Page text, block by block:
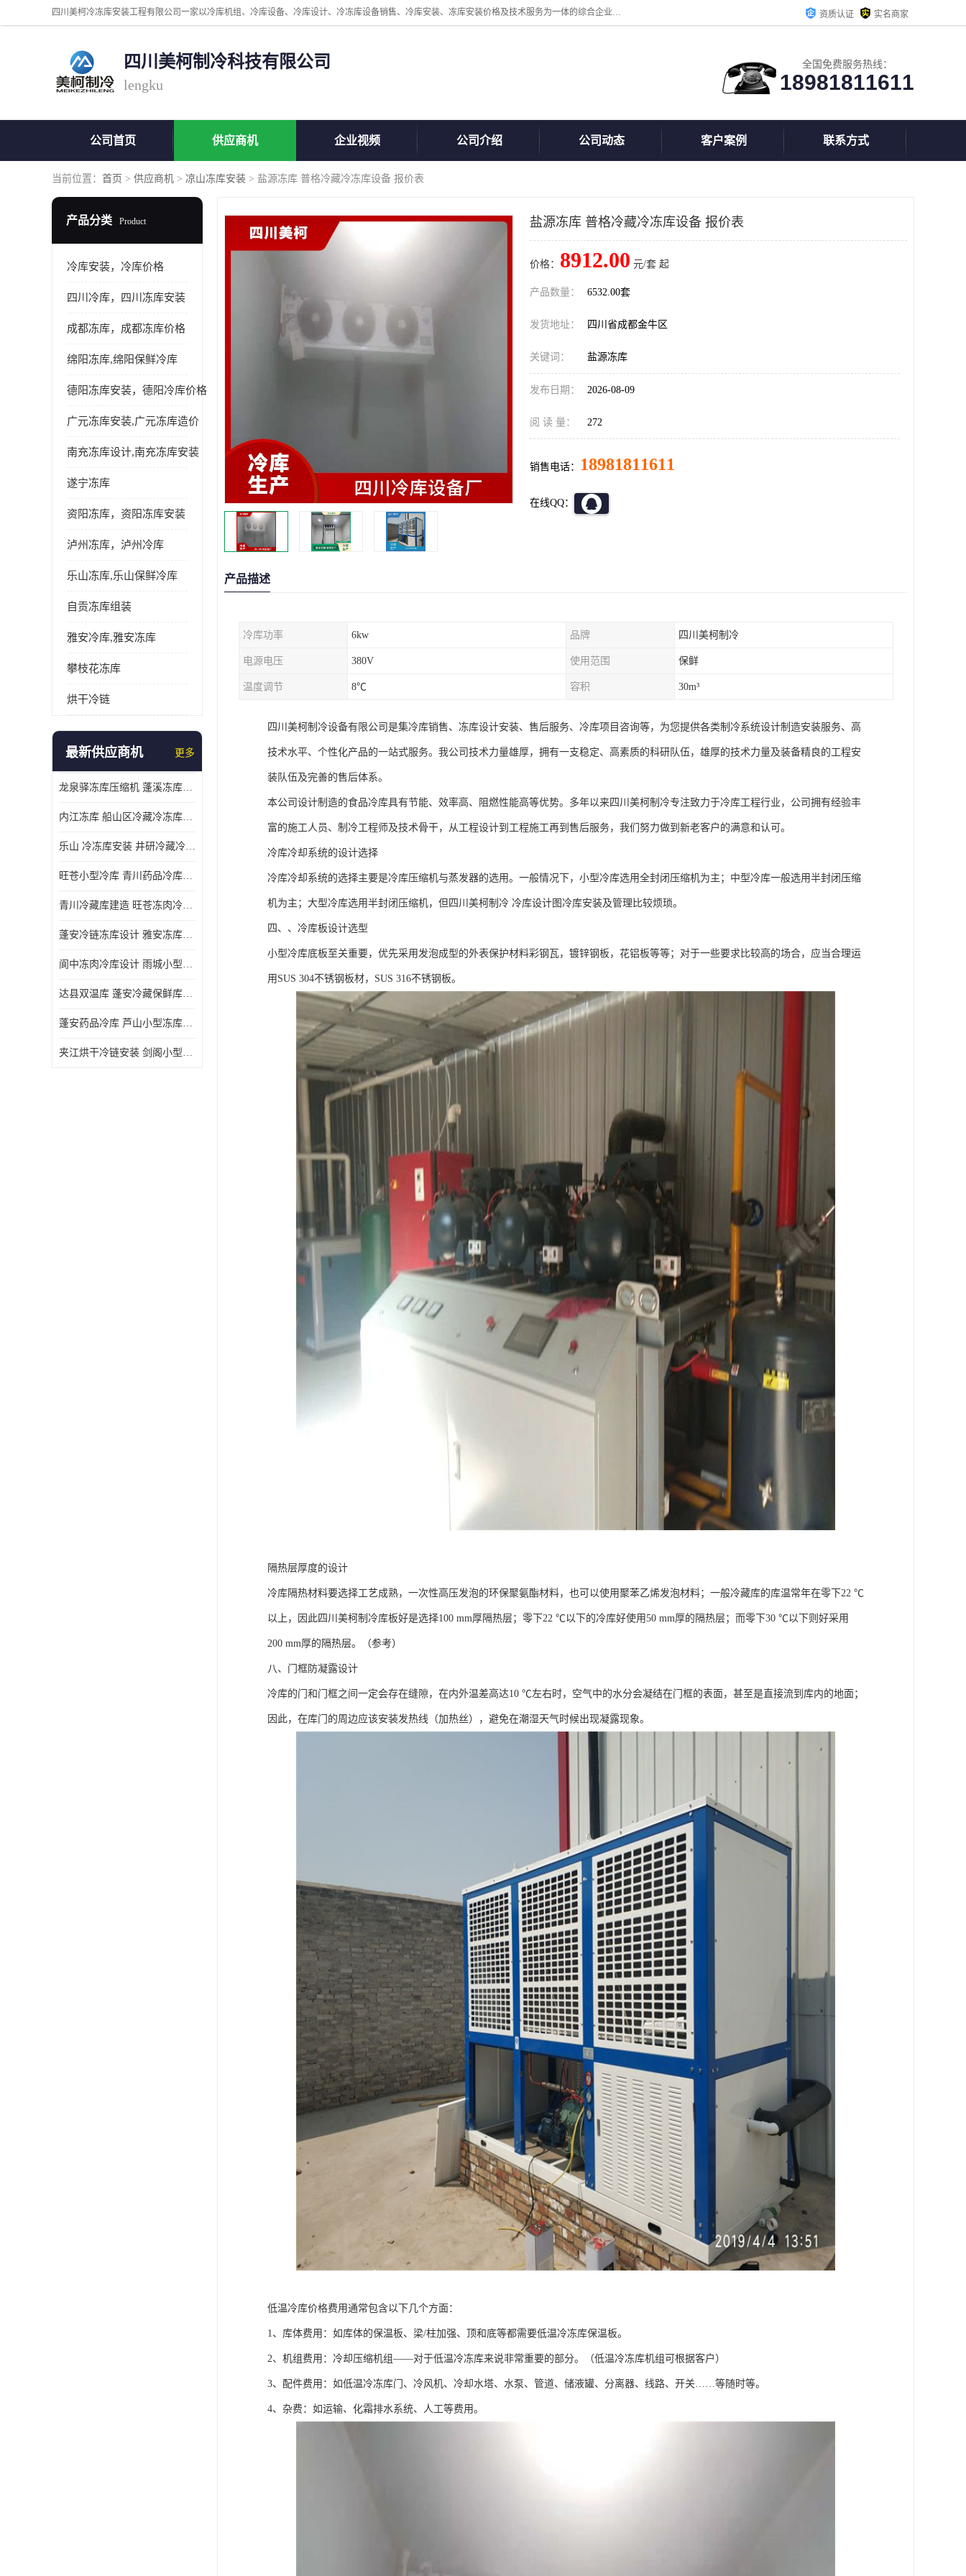
四川美柯冷冻库安装工程有限公司一家以冷库机组、冷库设备、冷库设计、冷冻库设备销售、冷库安装、冻库安装价格及技术服务为一体的综合企业，咨询热线：同等设备材料优惠10% 。公司各种类型安装组合式冷库、冷冻库、冷藏库、气调保鲜库、并提供成套设备供应、安装与调试、维护与维修、技术咨询、操作维修人员技术培训等 资质认证 实名商家
四川美柯制冷科技有限公司
lengku
全国免费服务热线：
18981811611
公司首页 供应商机 企业视频 公司介绍 公司动态 客户案例 联系方式
当前位置： 首页 > 供应商机 > 凉山冻库安装 > 盐源冻库 普格冷藏冷冻库设备 报价表
产品分类 Product
冷库安装，冷库价格
四川冷库，四川冻库安装
成都冻库，成都冻库价格
绵阳冻库,绵阳保鲜冷库
德阳冻库安装，德阳冷库价格
广元冻库安装,广元冻库造价
南充冻库设计,南充冻库安装
遂宁冻库
资阳冻库，资阳冻库安装
泸州冻库，泸州冷库
乐山冻库,乐山保鲜冷库
自贡冻库组装
雅安冷库,雅安冻库
攀枝花冻库
烘干冷链
最新供应商机 更多
龙泉驿冻库压缩机 蓬溪冻库冷风机价格
内江冻库 船山区冷藏冷冻库安装
乐山 冷冻库安装 井研冷藏冷冻库设备 报价表
旺苍小型冷库 青川药品冷库设备 设计方案
青川冷藏库建造 旺苍冻肉冷库安装 报价表
蓬安冷链冻库设计 雅安冻库保温板安装 采摘园
阆中冻肉冷库设计 雨城小型冷库设计 农产品基地
达县双温库 蓬安冷藏保鲜库设计 报价表
蓬安药品冷库 芦山小型冻库安装 报价表
夹江烘干冷链安装 剑阁小型冷库安装 设计方案
盐源冻库 普格冷藏冷冻库设备 报价表
价格： 8912.00 元/套 起
产品数量： 6532.00套
发货地址： 四川省成都金牛区
关键词： 盐源冻库
发布日期： 2026-08-09
阅 读 量： 272
销售电话： 18981811611
在线QQ：
产品描述
冷库功率 6kw 品牌 四川美柯制冷
电源电压 380V 使用范围 保鲜
温度调节 8℃ 容积 30m³
四川美柯制冷设备有限公司是集冷库销售、冻库设计安装、售后服务、冷库项目咨询等，为您提供各类制冷系统设计制造安装服务、高
技术水平、个性化产品的一站式服务。我公司技术力量雄厚，拥有一支稳定、高素质的科研队伍，雄厚的技术力量及装备精良的工程安
装队伍及完善的售后体系。
本公司设计制造的食品冷库具有节能、效率高、阻燃性能高等优势。多年以来四川美柯制冷专注致力于冷库工程行业，公司拥有经验丰
富的施工人员、制冷工程师及技术骨干，从工程设计到工程施工再到售后服务，我们努力做到新老客户的满意和认可。
冷库冷却系统的设计选择
冷库冷却系统的选择主要是冷库压缩机与蒸发器的选用。一般情况下，小型冷库选用全封闭压缩机为主；中型冷库一般选用半封闭压缩
机为主；大型冷库选用半封闭压缩机，但四川美柯制冷 冷库设计图冷库安装及管理比较烦琐。
四、、冷库板设计选型
小型冷库底板至关重要，优先采用发泡成型的外表保护材料彩钢瓦，镀锌钢板，花铝板等等；对于一些要求比较高的场合，应当合理运
用SUS 304不锈钢板材，SUS 316不锈钢板。
隔热层厚度的设计
冷库隔热材料要选择工艺成熟，一次性高压发泡的环保聚氨酯材料，也可以使用聚苯乙烯发泡材料；一般冷藏库的库温常年在零下22 ℃
以上，因此四川美柯制冷库板好是选择100 mm厚隔热层；零下22 ℃以下的冷库好使用50 mm厚的隔热层；而零下30 ℃以下则好采用
200 mm厚的隔热层。（参考）
八、门框防凝露设计
冷库的门和门框之间一定会存在缝隙，在内外温差高达10 ℃左右时，空气中的水分会凝结在门框的表面，甚至是直接流到库内的地面；
因此，在库门的周边应该安装发热线（加热丝），避免在潮湿天气时候出现凝露现象。
低温冷库价格费用通常包含以下几个方面：
1、库体费用：如库体的保温板、梁/柱加强、顶和底等都需要低温冷冻库保温板。
2、机组费用：冷却压缩机组——对于低温冷冻库来说非常重要的部分。（低温冷冻库机组可根据客户）
3、配件费用：如低温冷冻库门、冷风机、冷却水塔、水泵、管道、储液罐、分离器、线路、开关……等随时等。
4、杂费：如运输、化霜排水系统、人工等费用。